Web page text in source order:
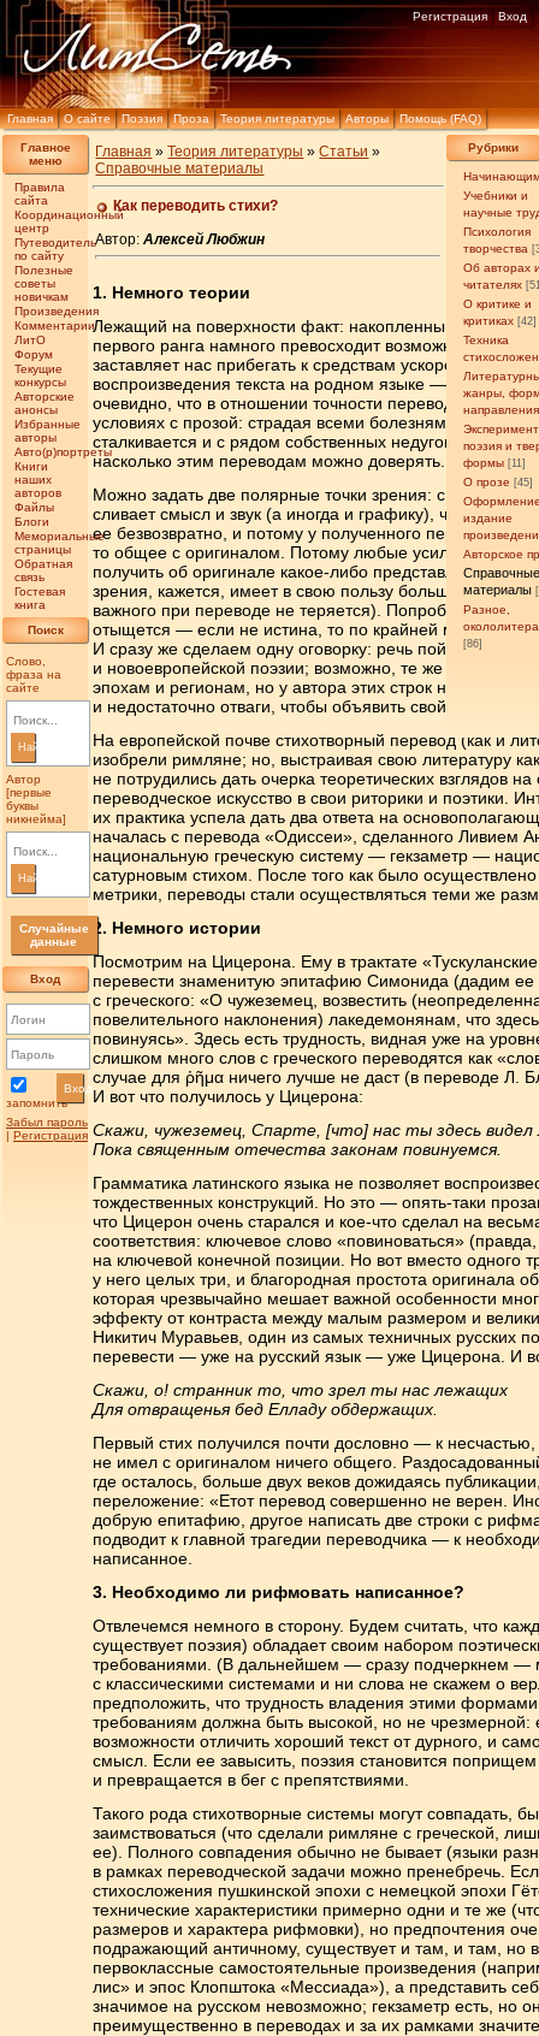
Главная О сайте Поэзия Проза Теория литературы Авторы Помощь (FAQ)
Регистрация Вход
Главное
меню
Правила
сайта
Координационный
центр
Путеводитель
по сайту
Полезные
советы
новичкам
Произведения
Комментарии
ЛитО
Форум
Текущие
конкурсы
Авторские
анонсы
Избранные
авторы
Авто(р)портреты
Книги
наших
авторов
Файлы
Блоги
Мемориальные
страницы
Обратная
связь
Гостевая
книга
Поиск
Слово,
фраза на
сайте
Найти
Автор
[первые
буквы
никнейма]
Найти
Случайные
данные
Вход
запомнить
Вход
Забыл пароль
| Регистрация
Рубрики
Учебники и
научные
Психология
творчества
Об авторах
читателях
О критике и
критиках [42]
Техника
жанры,
направления
поэзия и
формы [11]
О прозе [45]
издание
Авторское
материалы
Разное,
[86]
Главная »Теория литературы »Статьи »
Справочные материалы
Как переводить стихи?
Автор:Алексей Любжин
1. Немного теории
Лежащий на поверхности факт: накопленный объем
первого ранга намного превосходит возможности
заставляет нас прибегать к средствам ускорения, из
воспроизведения текста на родном языке — одно из
очевидно, что в отношении точности переводная
условиях с прозой: страдая всеми болезнями
сталкивается и с рядом собственных недугов.
насколько этим переводам можно доверять.
Можно задать две полярные точки зрения: с одной
сливает смысл и звук (а иногда и графику), что любые
ее безвозвратно, и потому у полученного
то общее с оригиналом. Потому любые усилия
получить об оригинале какое-либо представление, не
зрения, кажется, имеет в свою пользу больше
важного при переводе не теряется). Попробуем
отыщется — если не истина, то по крайней мере
И сразу же сделаем одну оговорку: речь пойдет только
и новоевропейской поэзии; возможно, те же
эпохам и регионам, но у автора этих строк нет
и недостаточно отваги, чтобы объявить свой подход
На европейской почве стихотворный перевод (как и
изобрели римляне; но, выстраивая свою литературу
не потрудились дать очерка теоретических взглядов
переводческое искусство в свои риторики и поэтики.
их практика успела дать два ответа на
началась с перевода «Одиссеи», сделанного Ливием
национальную греческую систему — гекзаметр —
сатурновым стихом. После того как было
метрики, переводы стали осуществляться теми же
2. Немного истории
Посмотрим на Цицерона. Ему в трактате
перевести знаменитую эпитафию Симонида (дадим ее
с греческого: «О чужеземец, возвестить
повелительного наклонения) лакедемонянам, что
повинуясь». Здесь есть трудность, видная уже на
слишком много слов с греческого переводятся как
случае для ῥῆμα ничего лучше не даст (в переводе Л.
И вот что получилось у Цицерона:
Скажи, чужеземец, Спарте, [что] нас ты здесь
Пока священным отечества законам повинуемся.
Грамматика латинского языка не позволяет
тождественных конструкций. Но это — опять-таки
что Цицерон очень старался и кое-что сделал на
соответствия: ключевое слово «повиноваться»
на ключевой конечной позиции. Но вот вместо одного
у него целых три, и благородная простота оригинала
которая чрезвычайно мешает важной особенности
эффекту от контраста между малым размером и
Никитич Муравьев, один из самых техничных русских
перевести — уже на русский язык — уже Цицерона. И
Скажи, о! странник то, что зрел ты нас лежащих
Для отвращенья бед Елладу обдержащих.
Первый стих получился почти дословно — к
не имел с оригиналом ничего общего.
где осталось, больше двух веков дожидаясь
переложение: «Етот перевод совершенно не верен.
добрую епитафию, другое написать две строки с
подводит к главной трагедии переводчика — к
написанное.
3. Необходимо ли рифмовать написанное?
Отвлечемся немного в сторону. Будем считать, что
существует поэзия) обладает своим набором
требованиями. (В дальнейшем — сразу подчеркнем —
с классическими системами и ни слова не скажем о
предположить, что трудность владения этими формами
требованиям должна быть высокой, но не чрезмерной:
возможности отличить хороший текст от дурного, и
смысл. Если ее завысить, поэзия становится
и превращается в бег с препятствиями.
Такого рода стихотворные системы могут совпадать,
заимствоваться (что сделали римляне с греческой,
ее). Полного совпадения обычно не бывает (языки
в рамках переводческой задачи можно пренебречь.
стихосложения пушкинской эпохи с немецкой эпохи
технические характеристики примерно одни и те же
размеров и характера рифмовки), но предпочтения
подражающий античному, существует и там, и там, но
первоклассные самостоятельные произведения
лис» и эпос Клопштока «Мессиада»), а представить
значимое на русском невозможно; гекзаметр есть, но
преимущественно в переводах и за их рамками